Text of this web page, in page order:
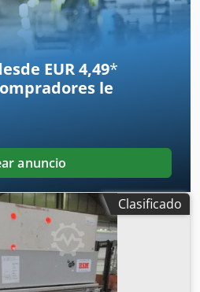
mm
EUR 4,49*
le
anuncio
Clasificado